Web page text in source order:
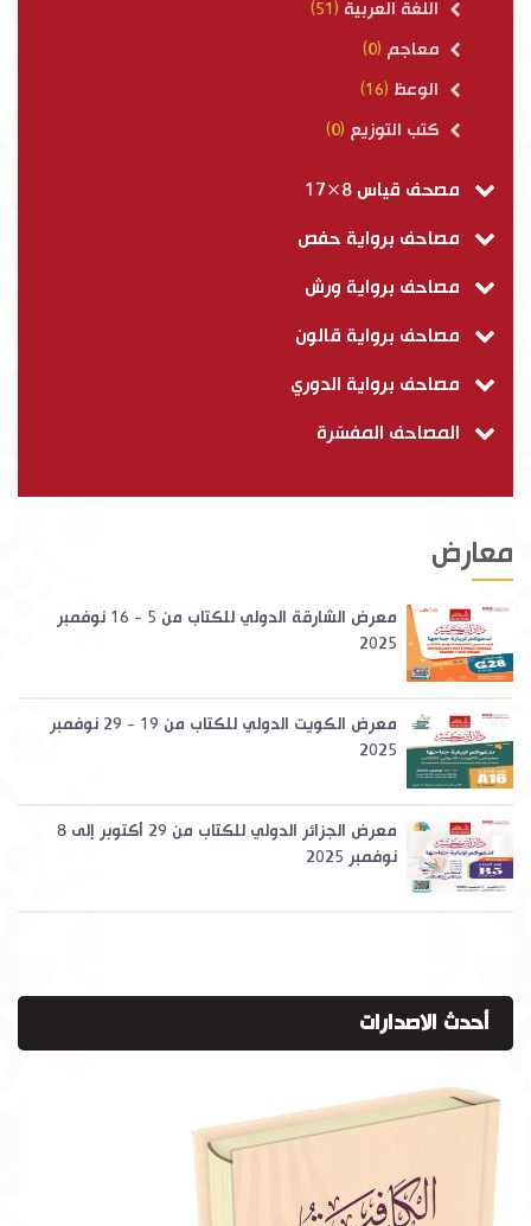
اللغة العربية (51)
معاجم (0)
الوعظ (16)
كتب التوزيع (0)
مصحف قياس 8×17
مصاحف برواية حفص
مصاحف برواية ورش
مصاحف برواية قالون
مصاحف برواية الدوري
المصاحف المفسّرة
معارض
معرض الشارقة الدولي للكتاب من 5 - 16 نوفمبر
2025
معرض الكويت الدولي للكتاب من 19 - 29 نوفمبر
2025
معرض الجزائر الدولي للكتاب من 29 أكتوبر إلى 8
نوفمبر 2025
أحدث الاصدارات